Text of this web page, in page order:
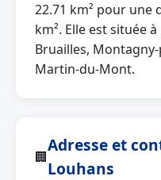
22.71 km² pour une
km². Elle est située
Bruailles,
Martin-du-Mont.
🏢
Adresse et
Louhans